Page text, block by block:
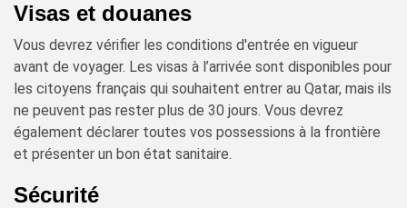
Visas et douanes
Vous devrez vérifier les conditions d'entrée en vigueur
avant de voyager. Les visas à l’arrivée sont disponibles pour
les citoyens français qui souhaitent entrer au Qatar, mais ils
ne peuvent pas rester plus de 30 jours. Vous devrez
également déclarer toutes vos possessions à la frontière
et présenter un bon état sanitaire.
Sécurité